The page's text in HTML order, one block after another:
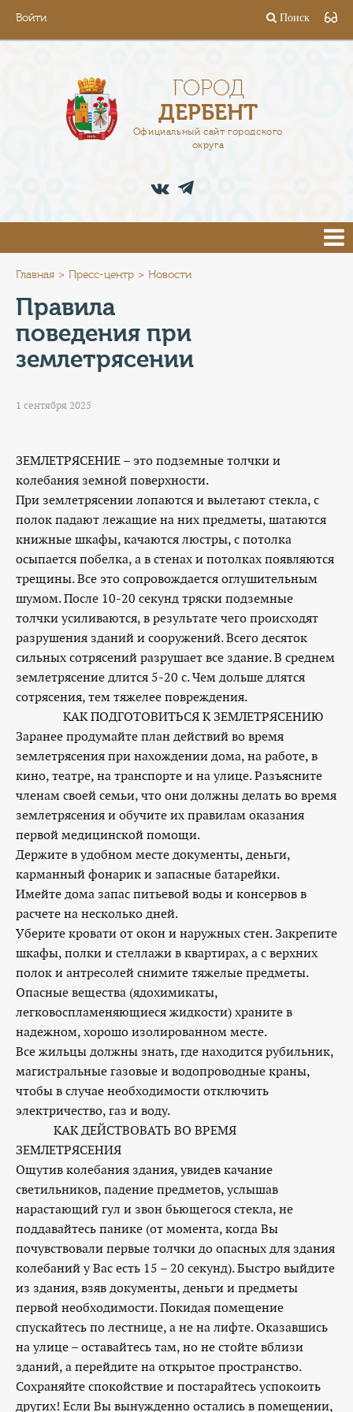
Войти Поиск
ГОРОД
ДЕРБЕНТ
Официальный сайт городского
округа
АДМИНИСТРАЦИЯ
ПРЕСС-ЦЕНТР
ТУРИСТАМ
КОНТАКТЫ
КАТАЛОГ УСЛУГ
Главная Пресс-центр Новости
Правила
поведения при
землетрясении
1 сентября 2025
ЗЕМЛЕТРЯСЕНИЕ – это подземные толчки и
колебания земной поверхности.
При землетрясении лопаются и вылетают стекла, с
полок падают лежащие на них предметы, шатаются
книжные шкафы, качаются люстры, с потолка
осыпается побелка, а в стенах и потолках появляются
трещины. Все это сопровождается оглушительным
шумом. После 10-20 секунд тряски подземные
толчки усиливаются, в результате чего происходят
разрушения зданий и сооружений. Всего десяток
сильных сотрясений разрушает все здание. В среднем
землетрясение длится 5-20 с. Чем дольше длятся
сотрясения, тем тяжелее повреждения.
КАК ПОДГОТОВИТЬСЯ К ЗЕМЛЕТРЯСЕНИЮ
Заранее продумайте план действий во время
землетрясения при нахождении дома, на работе, в
кино, театре, на транспорте и на улице. Разъясните
членам своей семьи, что они должны делать во время
землетрясения и обучите их правилам оказания
первой медицинской помощи.
Держите в удобном месте документы, деньги,
карманный фонарик и запасные батарейки.
Имейте дома запас питьевой воды и консервов в
расчете на несколько дней.
Уберите кровати от окон и наружных стен. Закрепите
шкафы, полки и стеллажи в квартирах, а с верхних
полок и антресолей снимите тяжелые предметы.
Опасные вещества (ядохимикаты,
легковоспламеняющиеся жидкости) храните в
надежном, хорошо изолированном месте.
Все жильцы должны знать, где находится рубильник,
магистральные газовые и водопроводные краны,
чтобы в случае необходимости отключить
электричество, газ и воду.
КАК ДЕЙСТВОВАТЬ ВО ВРЕМЯ
ЗЕМЛЕТРЯСЕНИЯ
Ощутив колебания здания, увидев качание
светильников, падение предметов, услышав
нарастающий гул и звон бьющегося стекла, не
поддавайтесь панике (от момента, когда Вы
почувствовали первые толчки до опасных для здания
колебаний у Вас есть 15 – 20 секунд). Быстро выйдите
из здания, взяв документы, деньги и предметы
первой необходимости. Покидая помещение
спускайтесь по лестнице, а не на лифте. Оказавшись
на улице – оставайтесь там, но не стойте вблизи
зданий, а перейдите на открытое пространство.
Сохраняйте спокойствие и постарайтесь успокоить
других! Если Вы вынужденно остались в помещении,